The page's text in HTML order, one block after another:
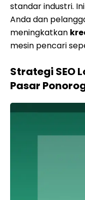
standar industri.
Anda dan
meningkatkan
mesin pencari
Strategi SEO
Pasar